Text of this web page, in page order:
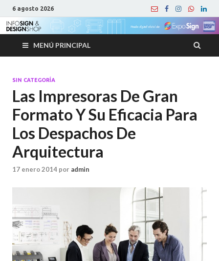
6 agosto 2026
MENÚ PRINCIPAL
SIN CATEGORÍA
Las Impresoras De Gran
Formato Y Su Eficacia Para
Los Despachos De
Arquitectura
17 enero 2014 por admin